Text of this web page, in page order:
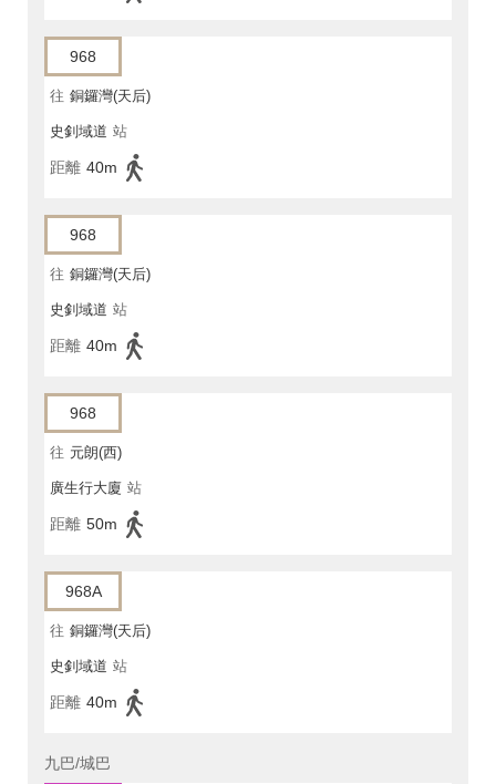
968
往 銅鑼灣(天后)
史釗域道 站
距離 40m
968
往 銅鑼灣(天后)
史釗域道 站
距離 40m
968
往 元朗(西)
廣生行大廈 站
距離 50m
968A
往 銅鑼灣(天后)
史釗域道 站
距離 40m
九巴/城巴